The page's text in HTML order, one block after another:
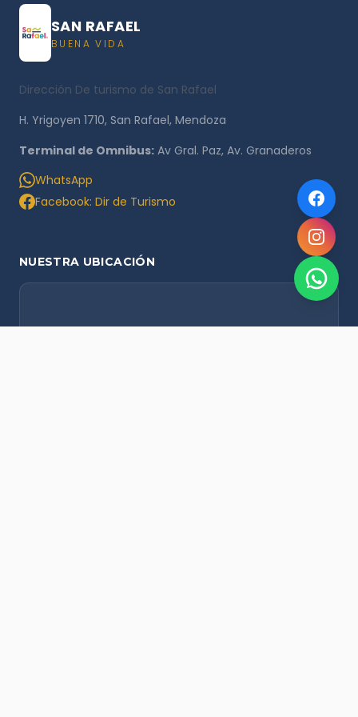
SAN RAFAEL
BUENA VIDA
Dirección De turismo de San Rafael
H. Yrigoyen 1710, San Rafael, Mendoza
Terminal de Omnibus: Av Gral. Paz, Av. Granaderos
WhatsApp
Facebook: Dir de Turismo
NUESTRA UBICACIÓN